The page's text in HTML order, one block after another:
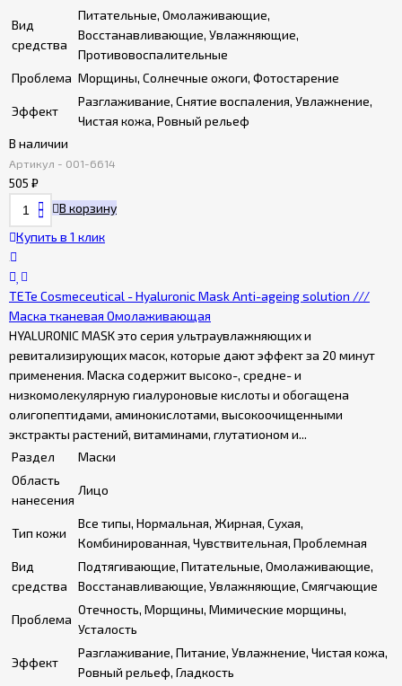
Вид
средства
Питательные, Омолаживающие,
Восстанавливающие, Увлажняющие,
Противовоспалительные
Проблема Морщины, Солнечные ожоги, Фотостарение
Эффект
Разглаживание, Снятие воспаления, Увлажнение,
Чистая кожа, Ровный рельеф
В наличии
Артикул - 001-6614
505 ₽
В корзину
Купить в 1 клик
TETe Cosmeceutical - Hyaluronic Mask Anti-ageing solution ///
Маска тканевая Омолаживающая
HYALURONIC MASK это серия ультраувлажняющих и
ревитализирующих масок, которые дают эффект за 20 минут
применения. Маска содержит высоко-, средне- и
низкомолекулярную гиалуроновые кислоты и обогащена
олигопептидами, аминокислотами, высокоочищенными
экстракты растений, витаминами, глутатионом и...
Раздел
Маски
Область
нанесения
Лицо
Тип кожи
Все типы, Нормальная, Жирная, Сухая,
Комбинированная, Чувствительная, Проблемная
Вид
средства
Подтягивающие, Питательные, Омолаживающие,
Восстанавливающие, Увлажняющие, Смягчающие
Проблема
Отечность, Морщины, Мимические морщины,
Усталость
Эффект
Разглаживание, Питание, Увлажнение, Чистая кожа,
Ровный рельеф, Гладкость